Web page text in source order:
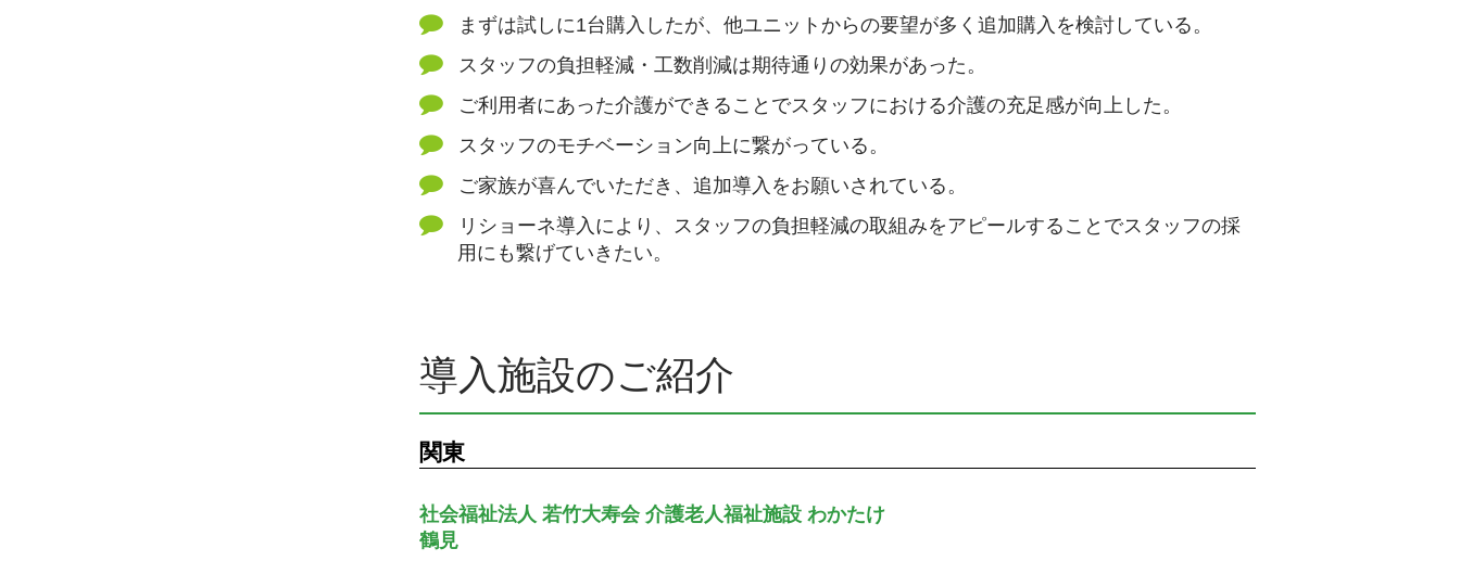
まずは試しに1台購入したが、他ユニットからの要望が多く追加購入を検討している。
スタッフの負担軽減・工数削減は期待通りの効果があった。
ご利用者にあった介護ができることでスタッフにおける介護の充足感が向上した。
スタッフのモチベーション向上に繋がっている。
ご家族が喜んでいただき、追加導入をお願いされている。
リショーネ導入により、スタッフの負担軽減の取組みをアピールすることでスタッフの採
用にも繋げていきたい。
導入施設のご紹介
関東
社会福祉法人 若竹大寿会 介護老人福祉施設 わかたけ
鶴見